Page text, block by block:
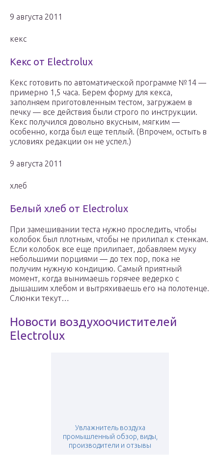
9 августа 2011
кекс
Кекс от Electrolux
Кекс готовить по автоматической программе №14 —
примерно 1,5 часа. Берем форму для кекса,
заполняем приготовленным тестом, загружаем в
печку — все действия были строго по инструкции.
Кекс получился довольно вкусным, мягким —
особенно, когда был еще теплый. (Впрочем, остыть в
условиях редакции он не успел.)
9 августа 2011
хлеб
Белый хлеб от Electrolux
При замешивании теста нужно проследить, чтобы
колобок был плотным, чтобы не прилипал к стенкам.
Если колобок все еще прилипает, добавляем муку
небольшими порциями — до тех пор, пока не
получим нужную кондицию. Самый приятный
момент, когда вынимаешь горячее ведерко с
дышашим хлебом и вытряхиваешь его на полотенце.
Слюнки текут…
Новости воздухоочистителей
Electrolux
Увлажнитель воздуха
промышленный обзор, виды,
производители и отзывы